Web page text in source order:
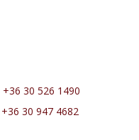
+36 30 526 1490
+36 30 947 4682